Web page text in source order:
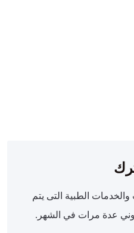
الطبية التى يتم
عدة مرات في الشهر.